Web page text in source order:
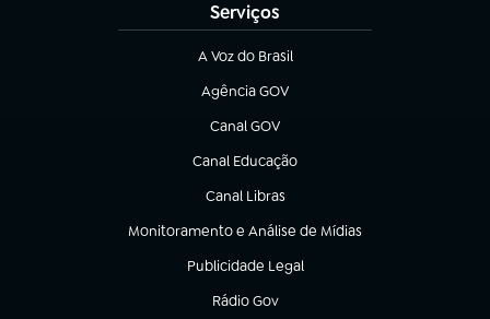
Serviços
A Voz do Brasil
(abre em nova aba)
Agência GOV
(abre em nova aba)
Canal GOV
(abre em nova aba)
Canal Educação
(abre em nova aba)
Canal Libras
(abre em nova aba)
Monitoramento e Análise de Mídias
(abre em nova aba)
Publicidade Legal
(abre em nova aba)
Rádio Gov
(abre em nova aba)